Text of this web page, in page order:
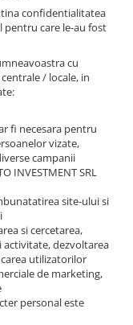
confidentialitatea
pentru care le-au fost
cu
/ locale, in
fi necesara pentru
vizate,
campanii
INVESTMENT SRL
site-ului si
si cercetarea,
dezvoltarea
utilizatorilor
de marketing,
personal este